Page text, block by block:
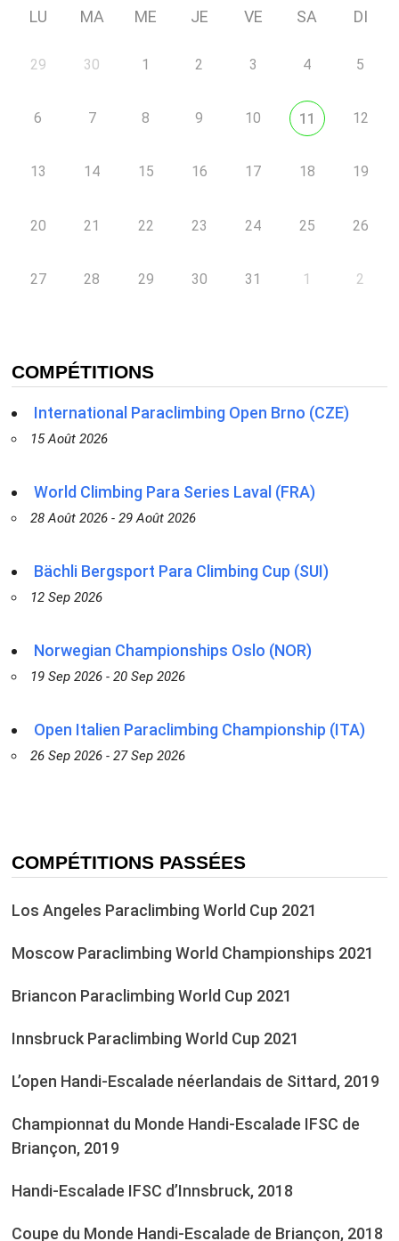
LU MA ME JE VE SA DI
29 30 1 2 3 4 5
6 7 8 9 10 11 12
13 14 15 16 17 18 19
20 21 22 23 24 25 26
27 28 29 30 31 1 2
COMPÉTITIONS
International Paraclimbing Open Brno (CZE)
15 Août 2026
World Climbing Para Series Laval (FRA)
28 Août 2026 - 29 Août 2026
Bächli Bergsport Para Climbing Cup (SUI)
12 Sep 2026
Norwegian Championships Oslo (NOR)
19 Sep 2026 - 20 Sep 2026
Open Italien Paraclimbing Championship (ITA)
26 Sep 2026 - 27 Sep 2026
COMPÉTITIONS PASSÉES
Los Angeles Paraclimbing World Cup 2021
Moscow Paraclimbing World Championships 2021
Briancon Paraclimbing World Cup 2021
Innsbruck Paraclimbing World Cup 2021
L’open Handi-Escalade néerlandais de Sittard, 2019
Championnat du Monde Handi-Escalade IFSC de
Briançon, 2019
Handi-Escalade IFSC d’Innsbruck, 2018
Coupe du Monde Handi-Escalade de Briançon, 2018